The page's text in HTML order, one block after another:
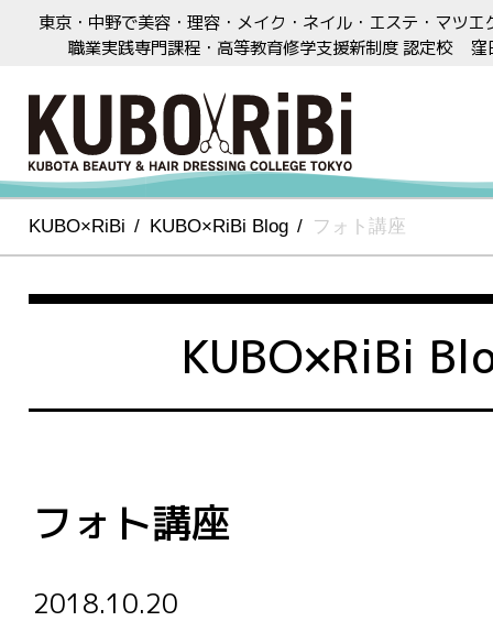
東京・中野で美容・理容・メイク・ネイル・エステ・マツエ
職業実践専門課程・高等教育修学支援新制度 認定校
窪
KUBO×RiBi KUBO×RiBi Blog フォト講座
KUBO×RiBi
フォト講座
2018.10.20